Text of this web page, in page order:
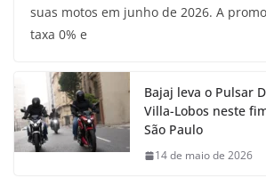
suas motos em junho de 2026. A
taxa 0% e
Bajaj leva o Pulsar
Villa-Lobos neste
São Paulo
14 de maio de 2026